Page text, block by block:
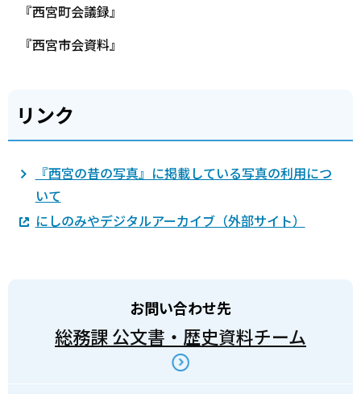
『西宮町会議録』
『西宮市会資料』
リンク
『西宮の昔の写真』に掲載している写真の利用につ
いて
にしのみやデジタルアーカイブ（外部サイト）
お問い合わせ先
総務課 公文書・歴史資料チーム